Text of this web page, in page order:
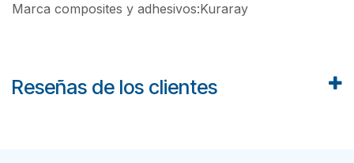
Marca composites y adhesivos:Kuraray
Reseñas de los clientes